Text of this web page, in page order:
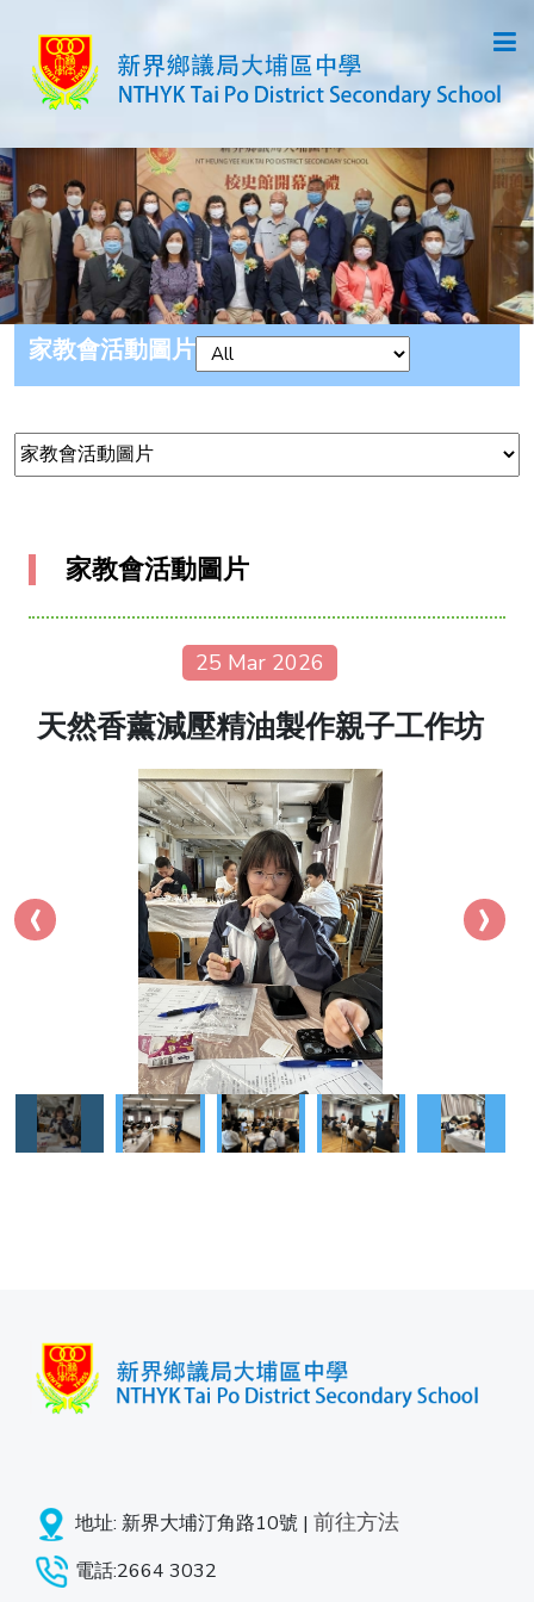
家教會活動圖片
家教會活動圖片
25 Mar 2026
天然香薰減壓精油製作親子工作坊
‹ ›
地址: 新界大埔汀角路10號 | 前往方法
電話:2664 3032